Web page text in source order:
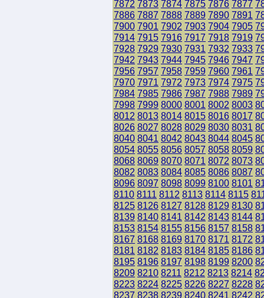
7872 7873 7874 7875 7876 7877
7886 7887 7888 7889 7890 7891
7900 7901 7902 7903 7904 7905
7914 7915 7916 7917 7918 7919
7928 7929 7930 7931 7932 7933
7942 7943 7944 7945 7946 7947
7956 7957 7958 7959 7960 7961
7970 7971 7972 7973 7974 7975
7984 7985 7986 7987 7988 7989
7998 7999 8000 8001 8002 8003
8012 8013 8014 8015 8016 8017
8026 8027 8028 8029 8030 8031
8040 8041 8042 8043 8044 8045
8054 8055 8056 8057 8058 8059
8068 8069 8070 8071 8072 8073
8082 8083 8084 8085 8086 8087
8096 8097 8098 8099 8100 8101
8110 8111 8112 8113 8114 8115
8125 8126 8127 8128 8129 8130
8139 8140 8141 8142 8143 8144
8153 8154 8155 8156 8157 8158
8167 8168 8169 8170 8171 8172
8181 8182 8183 8184 8185 8186
8195 8196 8197 8198 8199 8200
8209 8210 8211 8212 8213 8214
8223 8224 8225 8226 8227 8228
8237 8238 8239 8240 8241 8242